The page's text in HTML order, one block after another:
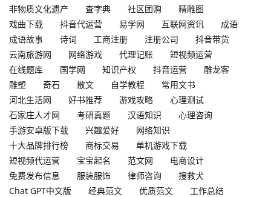
非物质文化遗产
查字典 社区团购
精雕图
戏曲下载
抖音代运营 易学网 互联网资讯
成语
成语故事
诗词 工商注册 注册公司
抖音带货
云南旅游网
网络游戏 代理记账
短视频运营
在线题库
国学网 知识产权 抖音运营
雕龙客
雕塑
奇石 散文 自学教程
常用文书
河北生活网
好书推荐 游戏攻略
心理测试
石家庄人才网
考研真题 汉语知识
心理咨询
手游安卓版下载
兴趣爱好
网络知识
十大品牌排行榜
商标交易
单机游戏下载
短视频代运营
宝宝起名 范文网
电商设计
免费发布信息
服装服饰 律师咨询
搜救犬
Chat GPT中文版
经典范文 优质范文
工作总结